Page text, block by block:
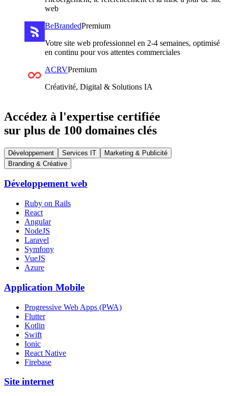
web
BeBrandedPremium
Votre site web professionnel en 2-4 semaines, optimisé
en continu pour vos attentes commerciales
ACRVPremium
Créativité, Digital & Solutions IA
Accédez à l'expertise certifiée
sur plus de 100 domaines clés
Développement Services IT
Marketing & Publicité
Branding & Créative
Développement web
Ruby on Rails
React
Angular
NodeJS
Laravel
Symfony
VueJS
Azure
Application Mobile
Progressive Web Apps (PWA)
Flutter
Kotlin
Swift
Ionic
React Native
Firebase
Site internet